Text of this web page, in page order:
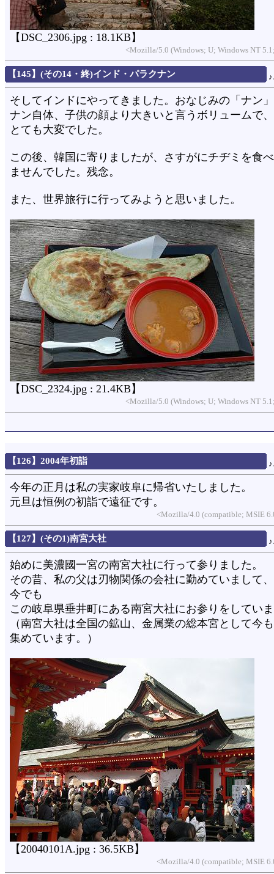
【DSC_2306.jpg : 18.1KB】
<Mozilla/5.0 (Windows; U; Windows NT
【145】(その14・終)インド・パラクナン
そしてインドにやってきました。おなじみの「ナン
ナン自体、子供の顔より大きいと言うボリュームで
とても大変でした。
この後、韓国に寄りましたが、さすがにチヂミを食
ませんでした。残念。
また、世界旅行に行ってみようと思いました。
【DSC_2324.jpg : 21.4KB】
<Mozilla/5.0 (Windows; U; Windows NT
【126】2004年初詣
今年の正月は私の実家岐阜に帰省いたしました。
元旦は恒例の初詣で遠征です。
<Mozilla/4.0 (compatible; MSIE
【127】(その1)南宮大社
始めに美濃國一宮の南宮大社に行って参りました。
その昔、私の父は刃物関係の会社に勤めていまして
今でも
この岐阜県垂井町にある南宮大社にお参りをしてい
（南宮大社は全国の鉱山、金属業の総本宮として今
集めています。）
【20040101A.jpg : 36.5KB】
<Mozilla/4.0 (compatible; MSIE